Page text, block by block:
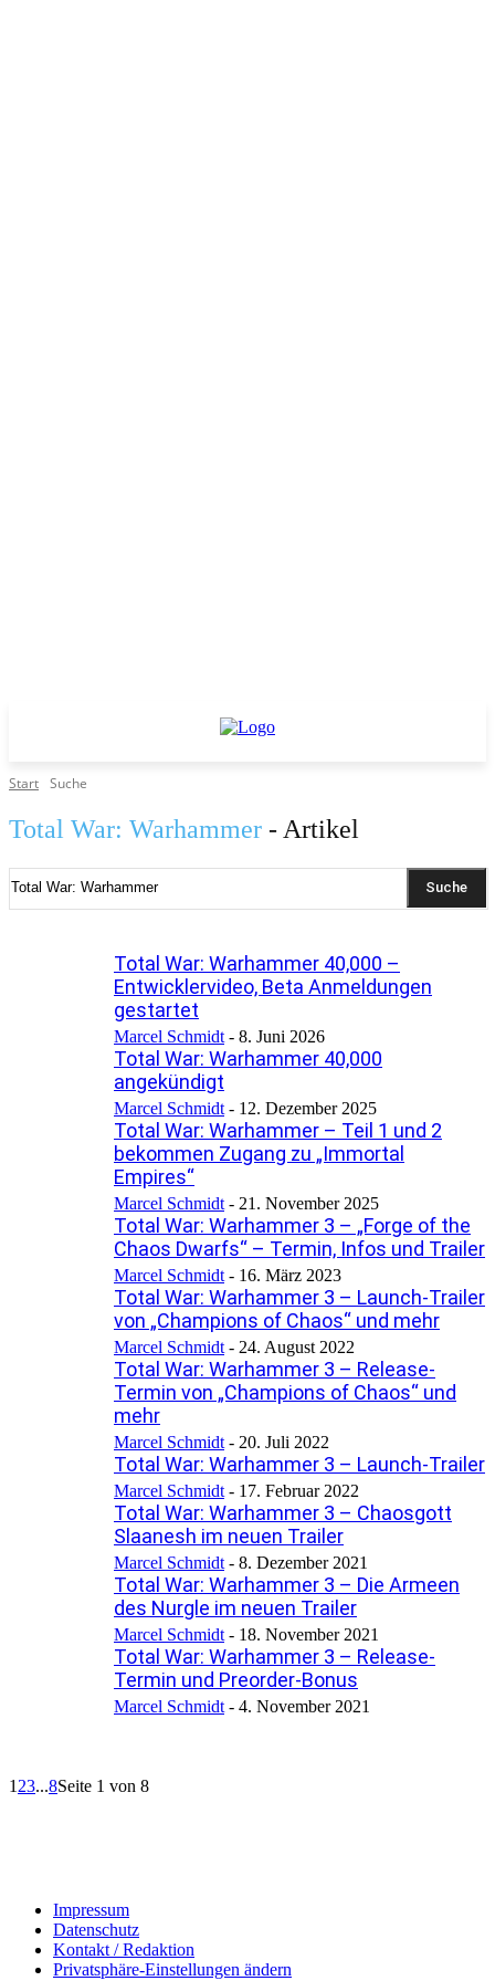
Start Suche
Total War: Warhammer - Artikel
Suche
Total War: Warhammer 40,000 –
Entwicklervideo, Beta Anmeldungen
gestartet
Marcel Schmidt - 8. Juni 2026
Total War: Warhammer 40,000
angekündigt
Marcel Schmidt - 12. Dezember 2025
Total War: Warhammer – Teil 1 und 2
bekommen Zugang zu „Immortal
Empires“
Marcel Schmidt - 21. November 2025
Total War: Warhammer 3 – „Forge of the
Chaos Dwarfs“ – Termin, Infos und Trailer
Marcel Schmidt - 16. März 2023
Total War: Warhammer 3 – Launch-Trailer
von „Champions of Chaos“ und mehr
Marcel Schmidt - 24. August 2022
Total War: Warhammer 3 – Release-
Termin von „Champions of Chaos“ und
mehr
Marcel Schmidt - 20. Juli 2022
Total War: Warhammer 3 – Launch-Trailer
Marcel Schmidt - 17. Februar 2022
Total War: Warhammer 3 – Chaosgott
Slaanesh im neuen Trailer
Marcel Schmidt - 8. Dezember 2021
Total War: Warhammer 3 – Die Armeen
des Nurgle im neuen Trailer
Marcel Schmidt - 18. November 2021
Total War: Warhammer 3 – Release-
Termin und Preorder-Bonus
Marcel Schmidt - 4. November 2021
1 23...8Seite 1 von 8
Impressum
Datenschutz
Kontakt / Redaktion
Privatsphäre-Einstellungen ändern